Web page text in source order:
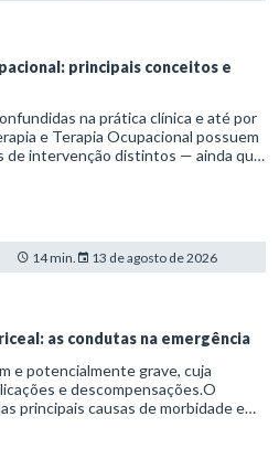
principais conceitos e
na prática clínica e até por
e Terapia Ocupacional possuem
de intervenção distintos — ainda que
14 min. 13 de agosto de 2026
as condutas na emergência
e potencialmente grave, cuja
e descompensações.O
principais causas de morbidade e